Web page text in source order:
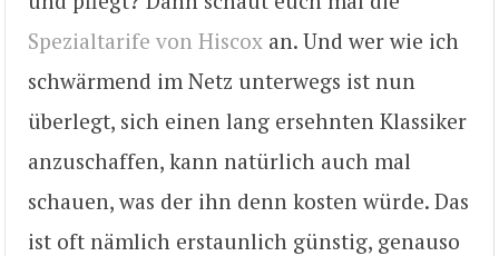
Spezialtarife von Hiscox an. Und wer wie ich
schwärmend im Netz unterwegs ist nun
überlegt, sich einen lang ersehnten Klassiker
anzuschaffen, kann natürlich auch mal
schauen, was der ihn denn kosten würde. Das
ist oft nämlich erstaunlich günstig, genauso